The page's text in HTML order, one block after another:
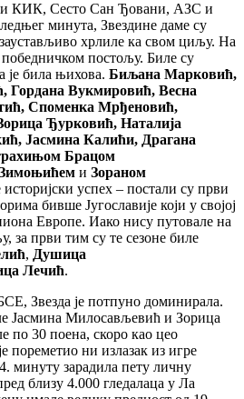
КИК, Сесто Сан Ђовани, АЗС и
минута, Звездине даме су
хрлиле ка свом циљу. На
победничком постољу. Биле су
је била њихова. Биљана Марковић,
Гордана Вукмировић, Весна
Споменка Мрђеновић,
Ђурковић, Наталија
Јасмина Калићи, Драгана
Брацом
и Зораном
историјски успех – постали су први
бивше Југославије који у својој
Европе. Иако нису путовале на
за први тим су те сезоне биле
, Душица
Лечић.
Звезда је потпуно доминирала.
Јасмина Милосављевић и Зорица
по 30 поена, скоро као цео
пореметио ни излазак из игре
минуту зарадила пету личну
близу 4.000 гледалаца у Ла